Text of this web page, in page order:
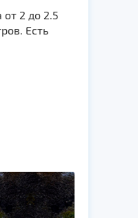
2 до 2.5
Есть